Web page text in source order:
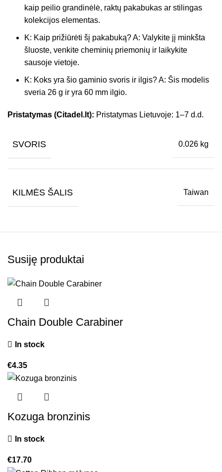
kaip peilio grandinėlė, raktų pakabukas ar stilingas
kolekcijos elementas.
K: Kaip prižiūrėti šį pakabuką? A: Valykite jį minkšta
šluoste, venkite cheminių priemonių ir laikykite
sausoje vietoje.
K: Koks yra šio gaminio svoris ir ilgis? A: Šis modelis
sveria 26 g ir yra 60 mm ilgio.
Pristatymas (Citadel.lt): Pristatymas Lietuvoje: 1–7 d.d.
SVORIS 0.026 kg
KILMĖS ŠALIS Taiwan
Susiję produktai
Chain Double Carabiner
In stock
€4.35
Kozuga bronzinis
In stock
€17.70